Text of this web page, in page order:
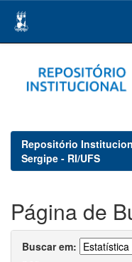
navigation
Repositório
Sergipe - RI/UFS
Página de
Buscar em: